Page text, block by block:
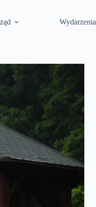
Wydarzenia